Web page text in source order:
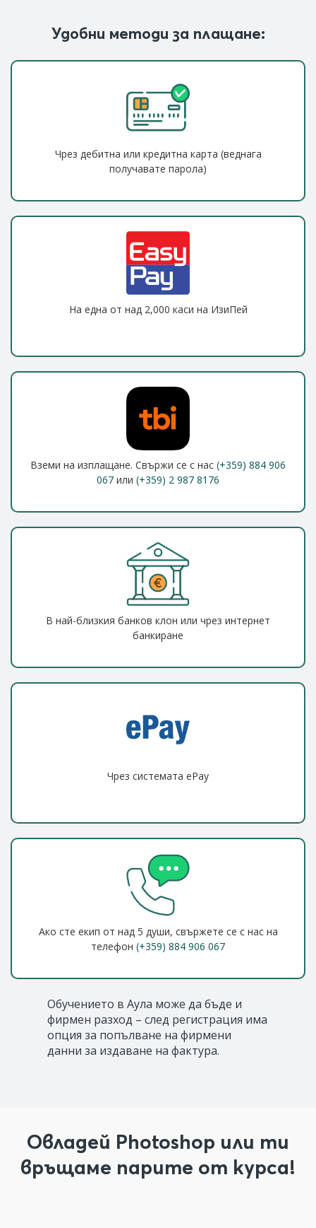
Удобни методи за плащане:
Чрез дебитна или кредитна карта (веднага
получавате парола)
На една от над 2,000 каси на ИзиПей
Вземи на изплащане. Свържи се с нас (+359) 884 906
067 или (+359) 2 987 8176
В най-близкия банков клон или чрез интернет
банкиране
Чрез системата ePay
Ако сте екип от над 5 души, свържете се с нас на
телефон (+359) 884 906 067
Обучението в Аула може да бъде и
фирмен разход – след регистрация има
опция за попълване на фирмени
данни за издаване на фактура.
Овладей Photoshop или ти
връщаме парите от курса!